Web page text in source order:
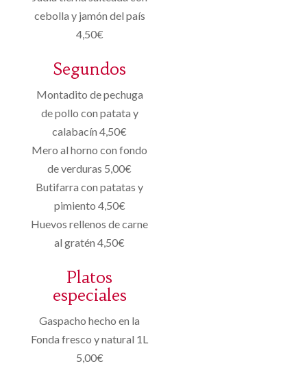
cebolla y jamón del país
4,50€
Segundos
Montadito de pechuga
de pollo con patata y
calabacín 4,50€
Mero al horno con fondo
de verduras 5,00€
Butifarra con patatas y
pimiento 4,50€
Huevos rellenos de carne
al gratén 4,50€
Platos
especiales
Gaspacho hecho en la
Fonda fresco y natural 1L
5,00€